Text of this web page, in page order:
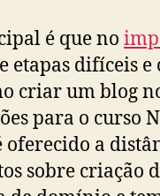
é que no
etapas difíceis e
criar um blog
para o curso
oferecido a
sobre criação